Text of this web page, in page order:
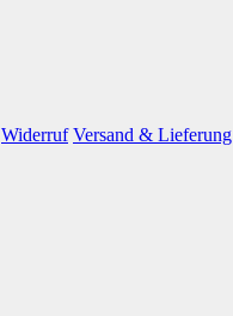
Widerruf Versand & Lieferung